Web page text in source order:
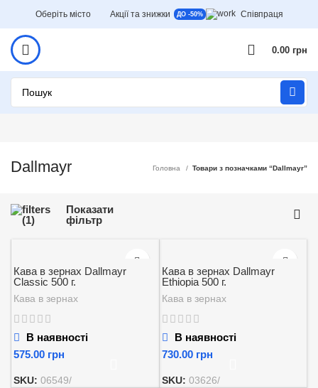
Оберіть місто Акції та знижки ДО -50% Співпраця
0.00 грн
Dallmayr Головна Товари з позначками “Dallmayr”
Показати
фільтр
Кава в зернах Dallmayr
Classic 500 г.
Кава в зернах
В наявності
грн
SKU: 06549/
Кава в зернах Dallmayr
Ethiopia 500 г.
Кава в зернах
В наявності
грн
SKU: 03626/